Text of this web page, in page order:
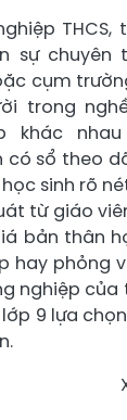
sự chuyên
cụm
trong
khác
có sổ theo
sinh rõ
từ giáo
bản thân
hay phỏng
nghiệp của
9 lựa